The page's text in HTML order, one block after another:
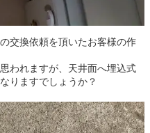
交換依頼を頂いたお客様の作
われますが、天井面へ埋込式
りますでしょうか？